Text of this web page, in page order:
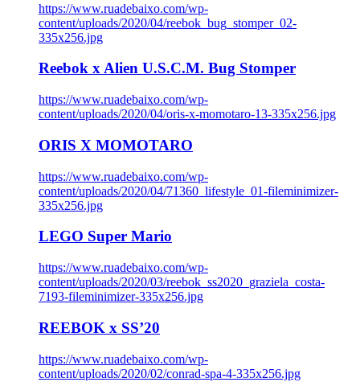
https://www.ruadebaixo.com/wp-
content/uploads/2020/04/reebok_bug_stomper_02-
335x256.jpg
Reebok x Alien U.S.C.M. Bug Stomper
https://www.ruadebaixo.com/wp-
content/uploads/2020/04/oris-x-momotaro-13-335x256.jpg
ORIS X MOMOTARO
https://www.ruadebaixo.com/wp-
content/uploads/2020/04/71360_lifestyle_01-fileminimizer-
335x256.jpg
LEGO Super Mario
https://www.ruadebaixo.com/wp-
content/uploads/2020/03/reebok_ss2020_graziela_costa-
7193-fileminimizer-335x256.jpg
REEBOK x SS’20
https://www.ruadebaixo.com/wp-
content/uploads/2020/02/conrad-spa-4-335x256.jpg